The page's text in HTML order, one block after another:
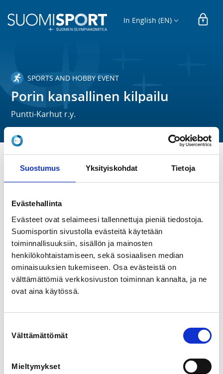
Suostumus Yksityiskohdat Tietoja
Evästehallinta
Evästeet ovat selaimeesi tallennettuja pieniä tiedostoja.
Suomisportin sivustolla evästeitä käytetään
toiminnallisuuksiin, sisällön ja mainosten
henkilökohtaistamiseen, sekä sosiaalisen median
ominaisuuksien tukemiseen. Osa evästeistä on
välttämättömiä verkkosivuston toiminnan kannalta, ja ne
ovat aina käytössä.
valinta
Välttämättömät
Mieltymykset
In English (EN)
SPORTS AND HOBBY EVENT
Porin kansallinen kilpailu
Puntti-Karhut r.y.
TIME
Fr 24.5.2024
Porin urheilutalo
Kuninkaanhaanaukio, Pori, Suomi
View map
LOCALITY
Pori